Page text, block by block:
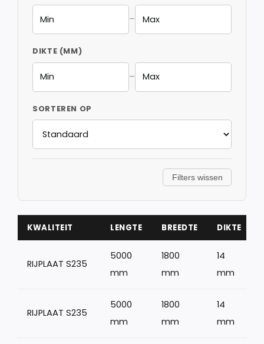
–
DIKTE (MM)
–
SORTEREN OP
Filters wissen
KWALITEIT LENGTE BREEDTE DIKTE
RIJPLAAT S235
5000
mm
1800
mm
14
mm
RIJPLAAT S235
5000
mm
1800
mm
14
mm